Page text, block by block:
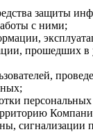
защиты
с ними;
прошедших в
сигнализации